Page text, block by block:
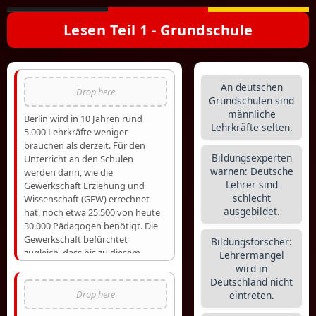
Lesen Teil 1 - Grundschule
Berlin wird in 10 Jahren rund
5.000 Lehrkräfte weniger
brauchen als derzeit. Für den
Unterricht an den Schulen
werden dann, wie die
Gewerkschaft Erziehung und
Wissenschaft (GEW) errechnet
hat, noch etwa 25.500 von heute
30.000 Pädagogen benötigt. Die
Gewerkschaft befürchtet
zugleich, dass bis zu diesem
Nachwuchskräfte ausgebildet
werden und es deshalb zu einer
dramatischen Unterversorgung
An deutschen
Grundschulen sind
männliche
Lehrkräfte selten.
Bildungsexperten
warnen: Deutsche
Lehrer sind
schlecht
ausgebildet.
Bildungsforscher:
Lehrermangel
wird in
Deutschland nicht
eintreten.